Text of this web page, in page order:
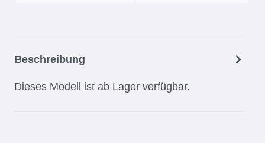
Beschreibung
Dieses Modell ist ab Lager verfügbar.